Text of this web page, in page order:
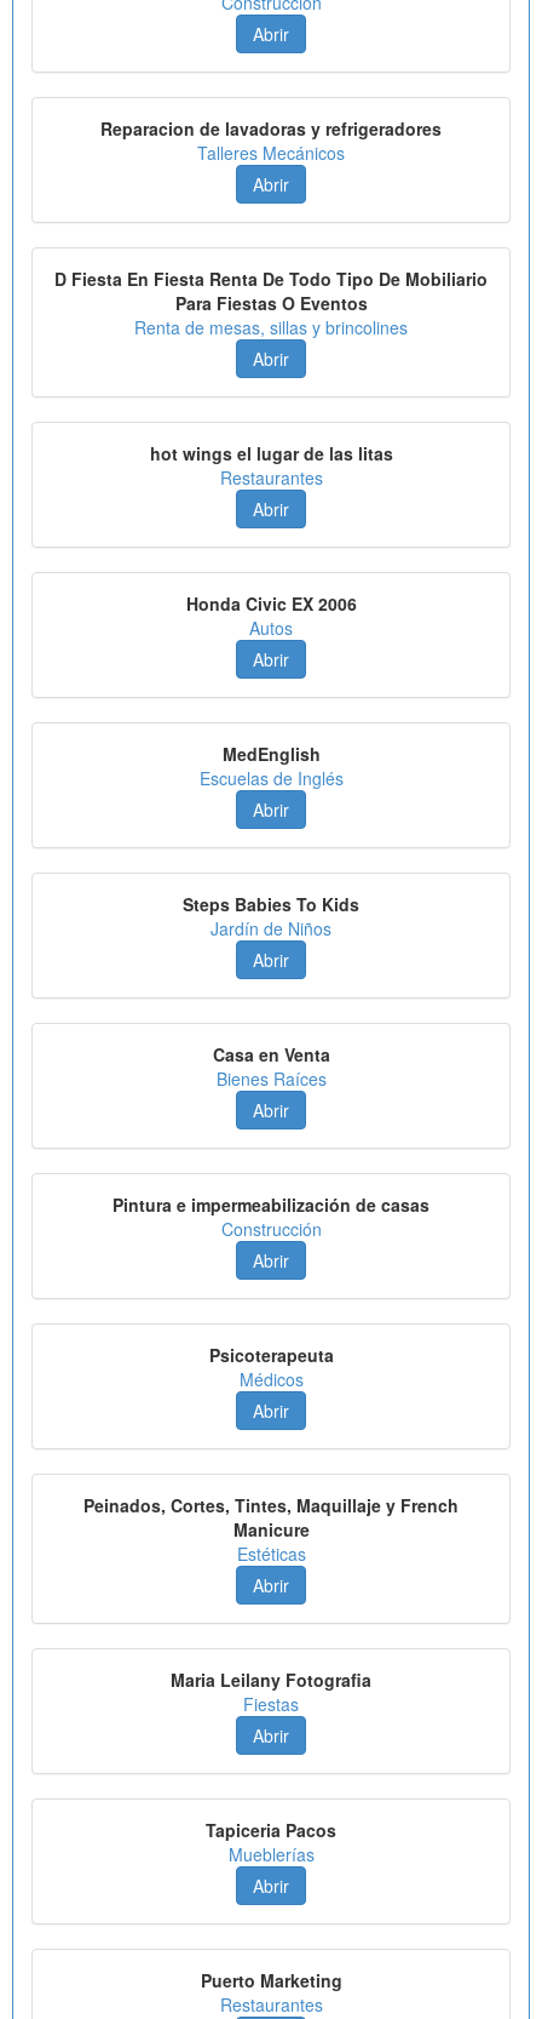
Abrir
Reparacion de lavadoras y refrigeradores
Talleres Mecánicos
Abrir
D Fiesta En Fiesta Renta De Todo Tipo De Mobiliario
Para Fiestas O Eventos
Renta de mesas, sillas y brincolines
Abrir
hot wings el lugar de las litas
Restaurantes
Abrir
Honda Civic EX 2006
Autos
Abrir
MedEnglish
Escuelas de Inglés
Abrir
Steps Babies To Kids
Jardín de Niños
Abrir
Casa en Venta
Bienes Raíces
Abrir
Pintura e impermeabilización de casas
Construcción
Abrir
Psicoterapeuta
Médicos
Abrir
Peinados, Cortes, Tintes, Maquillaje y French
Manicure
Estéticas
Abrir
Maria Leilany Fotografia
Fiestas
Abrir
Tapiceria Pacos
Mueblerías
Abrir
Puerto Marketing
Restaurantes